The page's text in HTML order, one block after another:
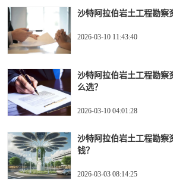
沙特阿拉伯岩土工程勘察
2026-03-10 11:43:40
沙特阿拉伯岩土工程勘察
么选？
2026-03-10 04:01:28
沙特阿拉伯岩土工程勘察
钱？
2026-03-03 08:14:25